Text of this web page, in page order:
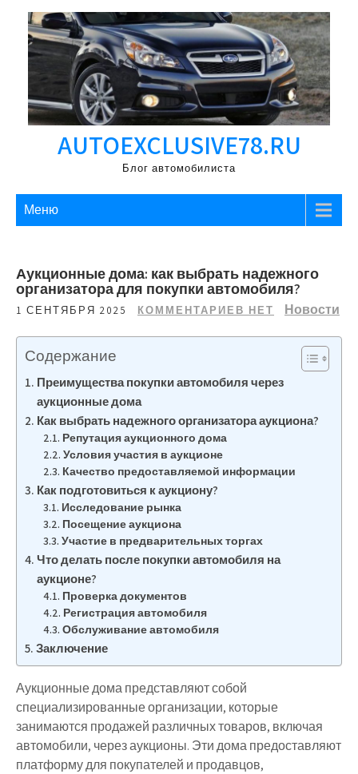
Перейти
содержимому
AUTOEXCLUSIVE78.RU
Блог автомобилиста
Меню
Аукционные дома: как выбрать надежного
организатора для покупки автомобиля?
1 СЕНТЯБРЯ 2025 КОММЕНТАРИЕВ НЕТ Новости
Содержание
Преимущества покупки автомобиля через
аукционные дома
Как выбрать надежного организатора аукциона?
Репутация аукционного дома
Условия участия в аукционе
Качество предоставляемой информации
Как подготовиться к аукциону?
Исследование рынка
Посещение аукциона
Участие в предварительных торгах
Что делать после покупки автомобиля на
аукционе?
Проверка документов
Регистрация автомобиля
Обслуживание автомобиля
Заключение
Аукционные дома представляют собой
специализированные организации, которые
занимаются продажей различных товаров, включая
автомобили, через аукционы. Эти дома предоставляют
платформу для покупателей и продавцов,